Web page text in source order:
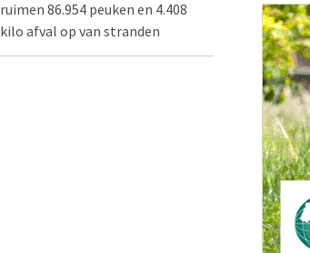
ruimen 86.954 peuken en 4.408
kilo afval op van stranden